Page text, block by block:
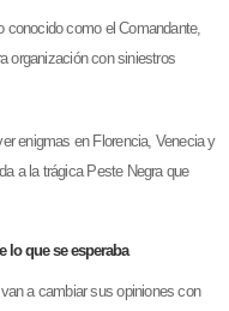
conocido como el Comandante,
organización con siniestros
enigmas en Florencia, Venecia y
a la trágica Peste Negra que
lo que se esperaba
a cambiar sus opiniones con